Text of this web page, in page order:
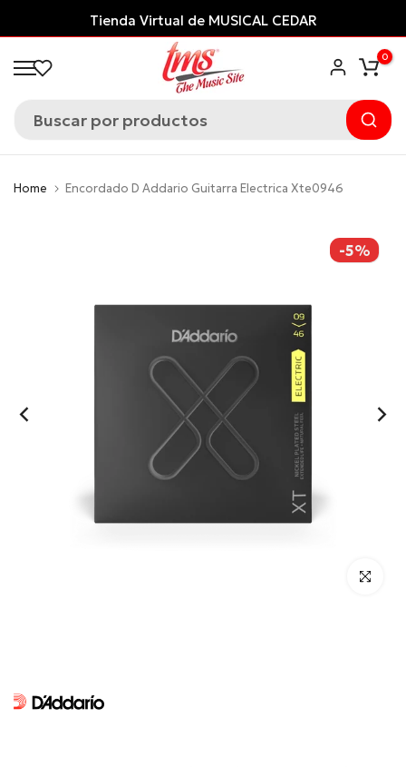
al
contenido
¡Financia con ADDIy paga
0
Home Encordado D Addario Guitarra Electrica Xte0946
-5%
Click para